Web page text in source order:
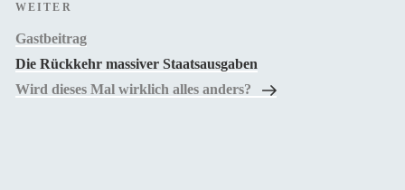
Nächster
Beitrag
WEITER
Gastbeitrag
Die Rückkehr massiver Staatsausgaben
Wird dieses Mal wirklich alles anders?